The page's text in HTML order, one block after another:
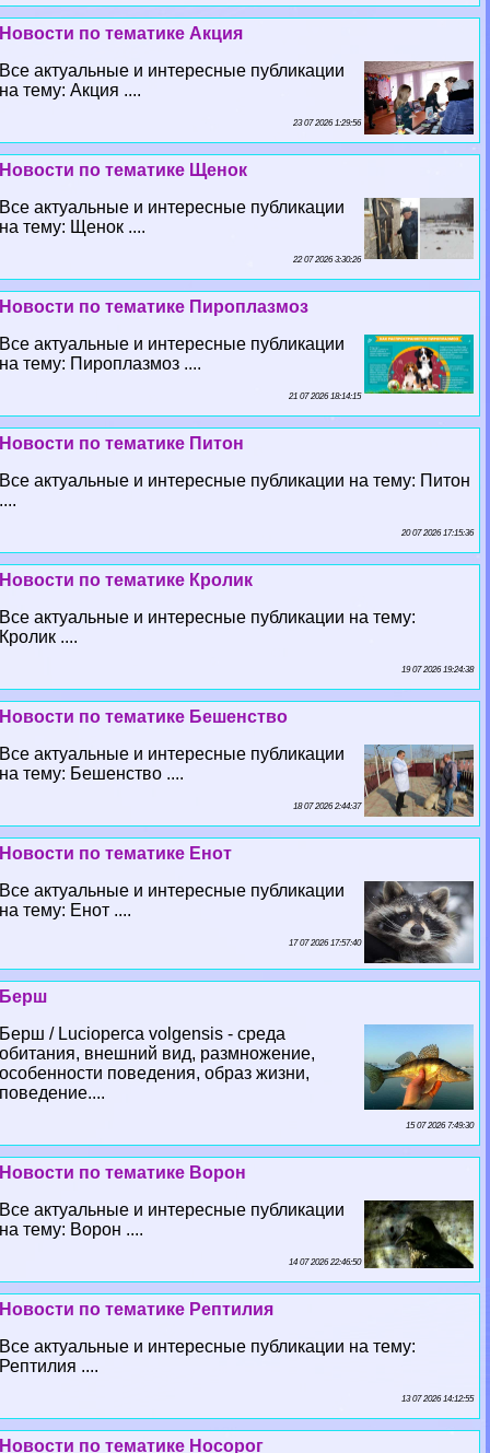
Новости по тематике Акция
Все актуальные и интересные публикации
на тему: Акция ....
23 07 2026 1:29:56
Новости по тематике Щенок
Все актуальные и интересные публикации
на тему: Щенок ....
22 07 2026 3:30:26
Новости по тематике Пироплазмоз
Все актуальные и интересные публикации
на тему: Пироплазмоз ....
21 07 2026 18:14:15
Новости по тематике Питон
Все актуальные и интересные публикации на тему: Питон
....
20 07 2026 17:15:36
Новости по тематике Кролик
Все актуальные и интересные публикации на тему:
Кролик ....
19 07 2026 19:24:38
Новости по тематике Бешенство
Все актуальные и интересные публикации
на тему: Бешенство ....
18 07 2026 2:44:37
Новости по тематике Енот
Все актуальные и интересные публикации
на тему: Енот ....
17 07 2026 17:57:40
Берш
Берш / Lucioperca volgensis - среда
обитания, внешний вид, размножение,
особенности поведения, образ жизни,
поведение....
15 07 2026 7:49:30
Новости по тематике Ворон
Все актуальные и интересные публикации
на тему: Ворон ....
14 07 2026 22:46:50
Новости по тематике Рептилия
Все актуальные и интересные публикации на тему:
Рептилия ....
13 07 2026 14:12:55
Новости по тематике Носорог